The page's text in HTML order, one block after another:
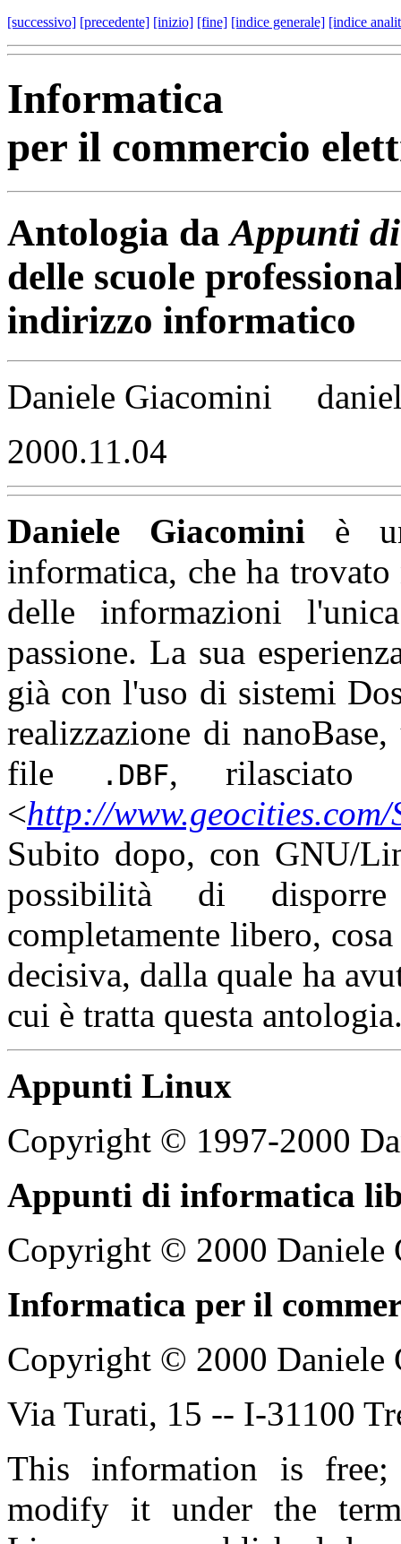
[successivo] [precedente] [inizio] [fine] [indice generale] [indice
Informatica
per il commercio
Antologia daAppunti
delle scuole
indirizzo informatico
Daniele Giacomini
2000.11.04
Daniele Giacomini è
informatica, che ha
delle informazioni
passione. La sua
già con l'uso di sistemi
realizzazione di
file
.DBF, rilasciato
<http://
Subito dopo, con GNU/
possibilità di
completamente libero,
decisiva, dalla quale ha
cui è tratta questa
Appunti Linux
Copyright © 1997-2000
Appunti di informatica
Copyright © 2000 Daniele
Informatica per il
Copyright © 2000 Daniele
Via Turati, 15 -- I-31100
This information is
modify it under the